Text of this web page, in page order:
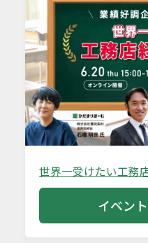
世界一受けたい工務
イベン